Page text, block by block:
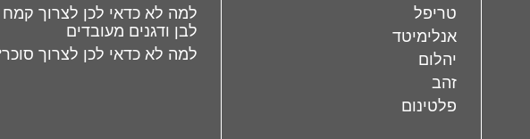
טריפל
אנלימיטד
יהלום
זהב
פלטינום
למה לא כדאי לכן לצרוך קמח
לבן ודגנים מעובדים
למה לא כדאי לכן לצרוך